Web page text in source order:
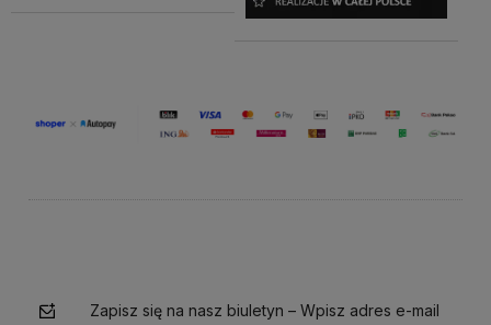
Zapisz się na nasz biuletyn – Wpisz adres e-mail